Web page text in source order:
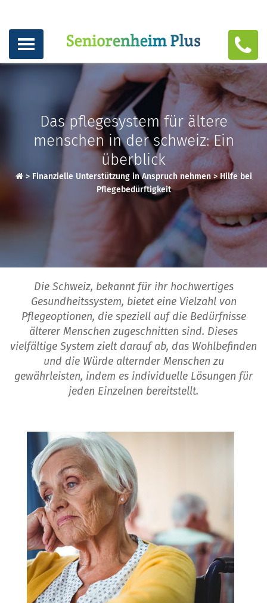
Das pflegesystem für ältere
menschen in der schweiz: Ein
überblick
> Finanzielle Unterstützung in Anspruch nehmen>Hilfe bei
Pflegebedürftigkeit
Die Schweiz, bekannt für ihr hochwertiges
Gesundheitssystem, bietet eine Vielzahl von
Pflegeoptionen, die speziell auf die Bedürfnisse
älterer Menschen zugeschnitten sind. Dieses
vielfältige System zielt darauf ab, das Wohlbefinden
und die Würde alternder Menschen zu
gewährleisten, indem es individuelle Lösungen für
jeden Einzelnen bereitstellt.